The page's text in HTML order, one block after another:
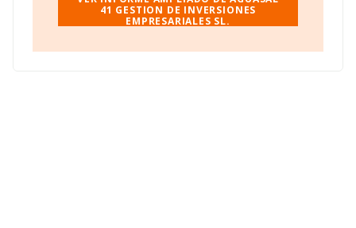
Inversiones Empresariales S.L, con CIF B72477631,
tiene domicilio fiscal en Avenida Del Carmen Ed
provincia de Málaga, Andalucía.
41 GESTION DE INVERSIONES
EMPRESARIALES SL.